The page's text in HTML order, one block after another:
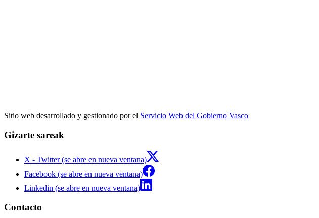
Sitio web desarrollado y gestionado por el Servicio Web del Gobierno Vasco
Gizarte sareak
X - Twitter (se abre en nueva ventana)
Facebook (se abre en nueva ventana)
Linkedin (se abre en nueva ventana)
Contacto